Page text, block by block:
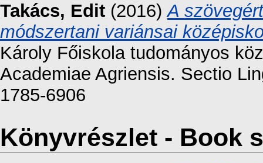
Takács, Edit (2016)A
módszertani variánsai
Károly Főiskola tudományos
Academiae Agriensis. Sectio
1785-6906
Könyvrészlet - Book